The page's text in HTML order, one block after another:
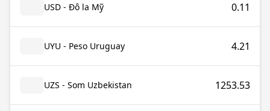
USD - Đô la Mỹ 0.11
UYU - Peso Uruguay 4.21
UZS - Som Uzbekistan 1253.53